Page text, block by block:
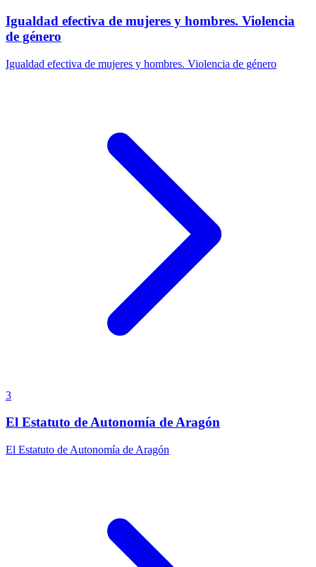
Igualdad efectiva de mujeres y hombres. Violencia
de género
Igualdad efectiva de mujeres y hombres. Violencia de género
3
El Estatuto de Autonomía de Aragón
El Estatuto de Autonomía de Aragón